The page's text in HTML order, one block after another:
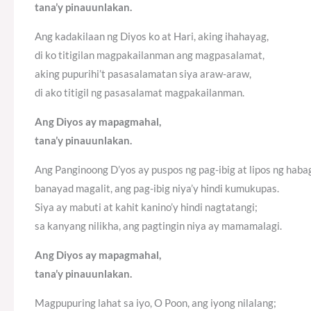
tana’y pinauunlakan.
Ang kadakilaan ng Diyos ko at Hari, aking ihahayag,
di ko titigilan magpakailanman ang magpasalamat,
aking pupurihi’t pasasalamatan siya araw-araw,
di ako titigil ng pasasalamat magpakailanman.
Ang Diyos ay mapagmahal,
tana’y pinauunlakan.
Ang Panginoong D’yos ay puspos ng pag-ibig at lipos ng
banayad magalit, ang pag-ibig niya’y hindi kumukupas.
Siya ay mabuti at kahit kanino’y hindi nagtatangi;
sa kanyang nilikha, ang pagtingin niya ay mamamalagi.
Ang Diyos ay mapagmahal,
tana’y pinauunlakan.
Magpupuring lahat sa iyo, O Poon, ang iyong nilalang;